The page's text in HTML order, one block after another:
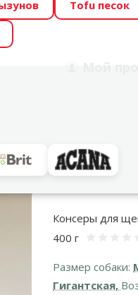
на ТОП-овые корма! 🍖
станет звездой
Tofu песок
Beef and Turkey hearts,
Консеры для
400 г
Размер собаки:
Гигантская,